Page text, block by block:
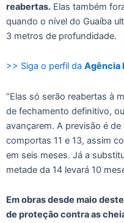
reabertas. Elas também
quando o nível do Guaíba
3 metros de profundidade.
>> Siga o perfil da Agência
“Elas só serão reabertas à
de fechamento definitivo,
avançarem. A previsão é
comportas 11 e 13, assim
em seis meses. Já a
metade da 14 levará 10
Em obras desde maio
de proteção contra as